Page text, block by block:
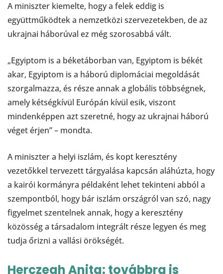
A miniszter kiemelte, hogy a felek eddig is
együttműködtek a nemzetközi szervezetekben, de az
ukrajnai háborúval ez még szorosabbá vált.
„Egyiptom is a béketáborban van, Egyiptom is békét
akar, Egyiptom is a háború diplomáciai megoldását
szorgalmazza, és része annak a globális többségnek,
amely kétségkívül Európán kívül esik, viszont
mindenképpen azt szeretné, hogy az ukrajnai háború
véget érjen” – mondta.
A miniszter a helyi iszlám, és kopt keresztény
vezetőkkel tervezett tárgyalása kapcsán aláhúzta, hogy
a kairói kormányra példaként lehet tekinteni abból a
szempontból, hogy bár iszlám országról van szó, nagy
figyelmet szentelnek annak, hogy a keresztény
közösség a társadalom integrált része legyen és meg
tudja őrizni a vallási örökségét.
Herczegh Anita: továbbra is